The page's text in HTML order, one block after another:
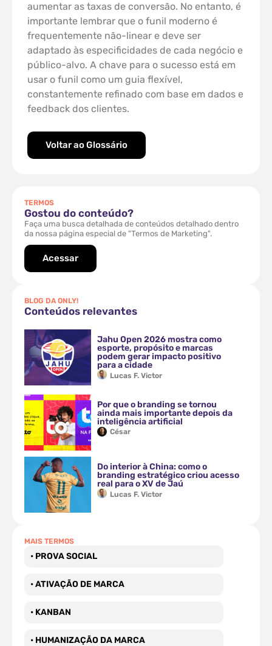
aumentar as taxas de conversão. No entanto, é
importante lembrar que o funil moderno é
frequentemente não-linear e deve ser
adaptado às especificidades de cada negócio e
público-alvo. A chave para o sucesso está em
usar o funil como um guia flexível,
constantemente refinado com base em dados e
feedback dos clientes.
Voltar ao Glossário
TERMOS
Gostou do conteúdo?
Faça uma busca detalhada de conteúdos detalhado dentro
da nossa página especial de "Termos de Marketing".
Acessar
BLOG DA ONLY!
Conteúdos relevantes
Jahu Open 2026 mostra como
esporte, propósito e marcas
podem gerar impacto positivo
para a cidade
Lucas F. Victor
Por que o branding se tornou
ainda mais importante depois da
inteligência artificial
César
Do interior à China: como o
branding estratégico criou acesso
real para o XV de Jaú
Lucas F. Victor
MAIS TERMOS
• PROVA SOCIAL
• ATIVAÇÃO DE MARCA
• KANBAN
• HUMANIZAÇÃO DA MARCA